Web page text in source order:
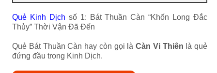
Quẻ Kinh Dịch số 1: Bát Thuần Càn “Khốn Long Đắc
Thủy” Thời Vận Đã Đến
Quẻ Bát Thuần Càn hay còn gọi là Càn Vi Thiên là quẻ
đứng đầu trong Kinh Dịch.